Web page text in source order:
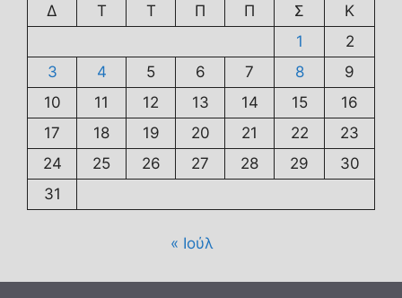
Δ
Τ Τ Π Π Σ
Κ
1
2
3
4 5 6 7 8
9
10
11 12 13 14 15
16
17
18 19 20 21 22
23
24
25 26 27 28 29
30
31
« Ιούλ